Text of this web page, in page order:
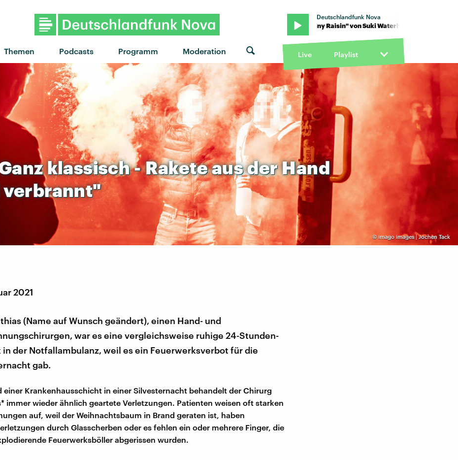
Themen Podcasts Programm Moderation
Deutschlandfunk Nova
"Tiny Raisin" von Suki Waterhouse · "Tiny Raisin" von Suki Waterhouse · "Tiny Raisin" von Suki
Live Playlist
© imago images | Jochen Tack
klassisch-RaketeausderHand
verbrannt"
2021
(Name auf Wunsch geändert), einen Hand- und
war es eine vergleichsweise ruhige 24-Stunden-
in der Notfallambulanz, weil es ein Feuerwerksverbot für die
gab.
einer Krankenhausschicht in einer Silvesternacht behandelt der Chirurg
immer wieder ähnlich geartete Verletzungen. Patienten weisen oft starken
auf, weil der Weihnachtsbaum in Brand geraten ist, haben
durch Glasscherben oder es fehlen ein oder mehrere Finger, die
Feuerwerksböller abgerissen wurden.